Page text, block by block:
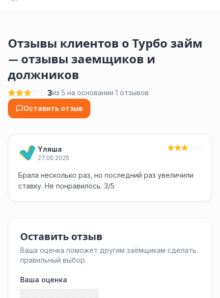
Отзывы клиентов о Турбо займ
— отзывы заемщиков и
должников
3из 5 на основании 1 отзывов
Оставить отзыв
Yляша
27.05.2025
Брала несколько раз, но последний раз увеличили
ставку. Не понравилось. 3/5
Оставить отзыв
Ваша оценка поможет другим заёмщикам сделать
правильный выбор.
Ваша оценка